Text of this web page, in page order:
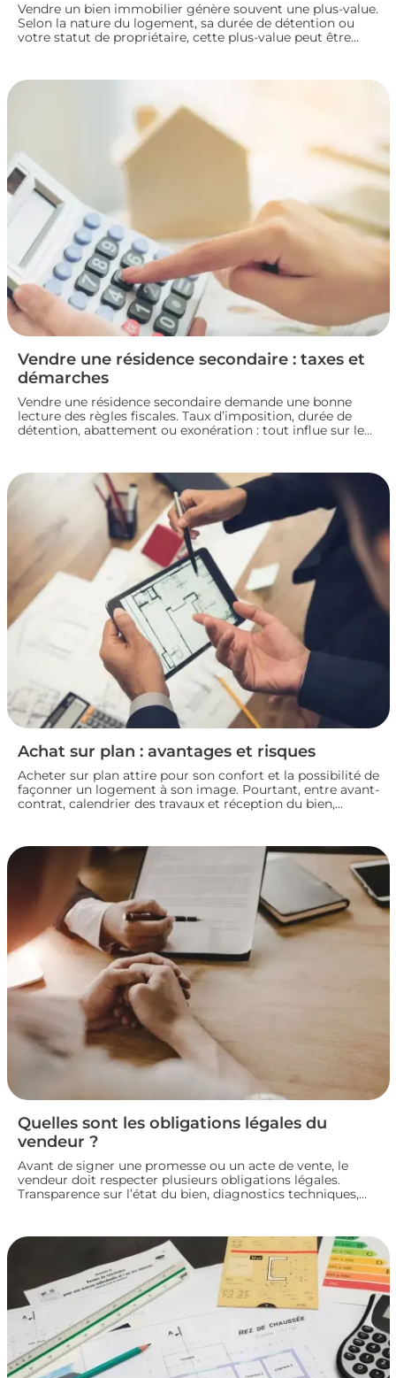
Vendre un bien immobilier génère souvent une plus-value.
Selon la nature du logement, sa durée de détention ou
votre statut de propriétaire, cette plus-value peut être
exonérations et démarches à connaître avant de signer
Vendre une résidence secondaire : taxes et
démarches
Vendre une résidence secondaire demande une bonne
lecture des règles fiscales. Taux d’imposition, durée de
détention, abattement ou exonération : tout influe sur le
les meilleures conditions. Zoom sur les démarches et les
taxes à connaître avant de se lancer.
Achat sur plan : avantages et risques
Acheter sur plan attire pour son confort et la possibilité de
façonner un logement à son image. Pourtant, entre avant-
contrat, calendrier des travaux et réception du bien,
atouts et les zones de vigilance de cette démarche.
Quelles sont les obligations légales du
vendeur ?
Avant de signer une promesse ou un acte de vente, le
vendeur doit respecter plusieurs obligations légales.
Transparence sur l’état du bien, diagnostics techniques,
l’acheteur. Décryptage des principaux devoirs à connaître
pour vendre un logement en toute conformité et éviter